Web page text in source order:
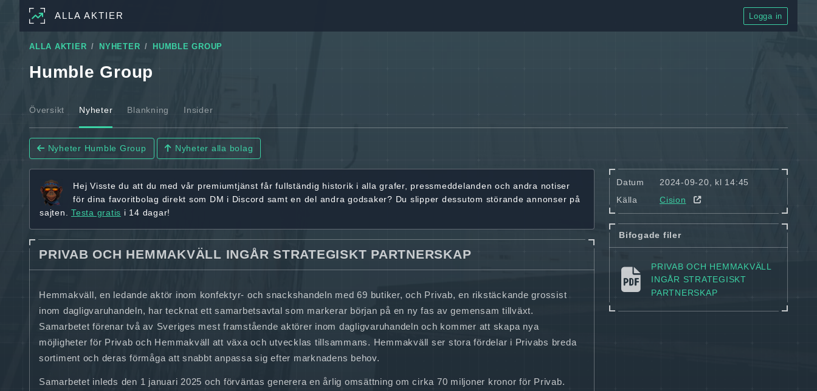
ALLA AKTIER Logga in
ALLA AKTIER NYHETER HUMBLE GROUP
Humble Group
Översikt Nyheter Blankning Insider
Nyheter Humble Group Nyheter alla bolag
Hej Visste du att du med vår premiumtjänst fårfullständig historik i alla grafer, pressmeddelanden och andra notiser
för dina favoritbolag direkt som DM i Discord samt en del andra godsaker? Du slipper dessutom störande annonser på
sajten. Testa gratis i 14 dagar!
PRIVAB OCH HEMMAKVÄLL INGÅR STRATEGISKT PARTNERSKAP
Hemmakväll, en ledande aktör inom konfektyr- och snackshandeln med 69 butiker, och Privab, en rikstäckande grossist
inom dagligvaruhandeln, har tecknat ett samarbetsavtal som markerar början på en ny fas av gemensam tillväxt.
Samarbetet förenar två av Sveriges mest framstående aktörer inom dagligvaruhandeln och kommer att skapa nya
möjligheter för Privab och Hemmakväll att växa och utvecklas tillsammans. Hemmakväll ser stora fördelar i Privabs breda
sortiment och deras förmåga att snabbt anpassa sig efter marknadens behov.
Samarbetet inleds den 1 januari 2025 och förväntas generera en årlig omsättning om cirka 70 miljoner kronor för Privab.
Datum
2024-09-20, kl 14:45
Källa
Cision
Bifogade filer
PRIVAB OCH HEMMAKVÄLL
INGÅR STRATEGISKT
PARTNERSKAP